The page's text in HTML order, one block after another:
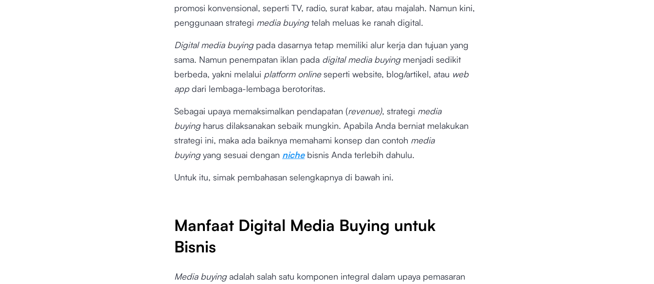
promosi konvensional, seperti TV, radio, surat kabar, atau majalah. Namun kini,
penggunaan strategi media buyingtelah meluas ke ranah digital.
Digital media buying pada dasarnya tetap memiliki alur kerja dan tujuan yang
sama. Namun penempatan iklan pada digital media buying menjadi sedikit
berbeda, yakni melalui platform online seperti website, blog/artikel, atau web
app dari lembaga-lembaga berotoritas.
Sebagai upaya memaksimalkan pendapatan (revenue), strategi media
buying harus dilaksanakan sebaik mungkin. Apabila Anda berniat melakukan
strategi ini, maka ada baiknya memahami konsep dan contoh media
buyingyang sesuai dengan nichebisnis Anda terlebih dahulu.
Untuk itu, simak pembahasan selengkapnya di bawah ini.
Manfaat Digital Media Buying untuk
Bisnis
Media buying adalah salah satu komponen integral dalam upaya pemasaran